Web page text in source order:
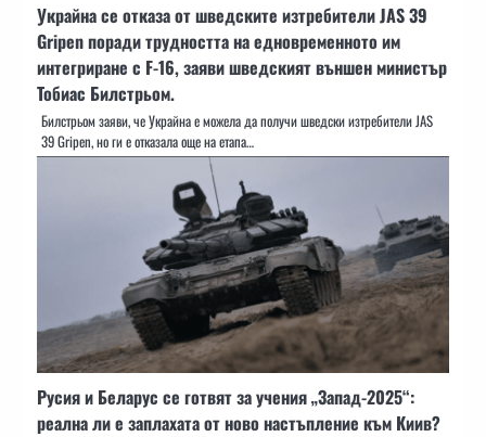
Украйна се отказа от шведските изтребители JAS 39
Gripen поради трудността на едновременното им
интегриране с F-16, заяви шведският външен министър
Тобиас Билстрьом.
Билстрьом заяви, че Украйна е можела да получи шведски изтребители JAS
39 Gripen, но ги е отказала още на етапа…
Русия и Беларус се готвят за учения „Запад-2025“:
реална ли е заплахата от ново настъпление към Киив?